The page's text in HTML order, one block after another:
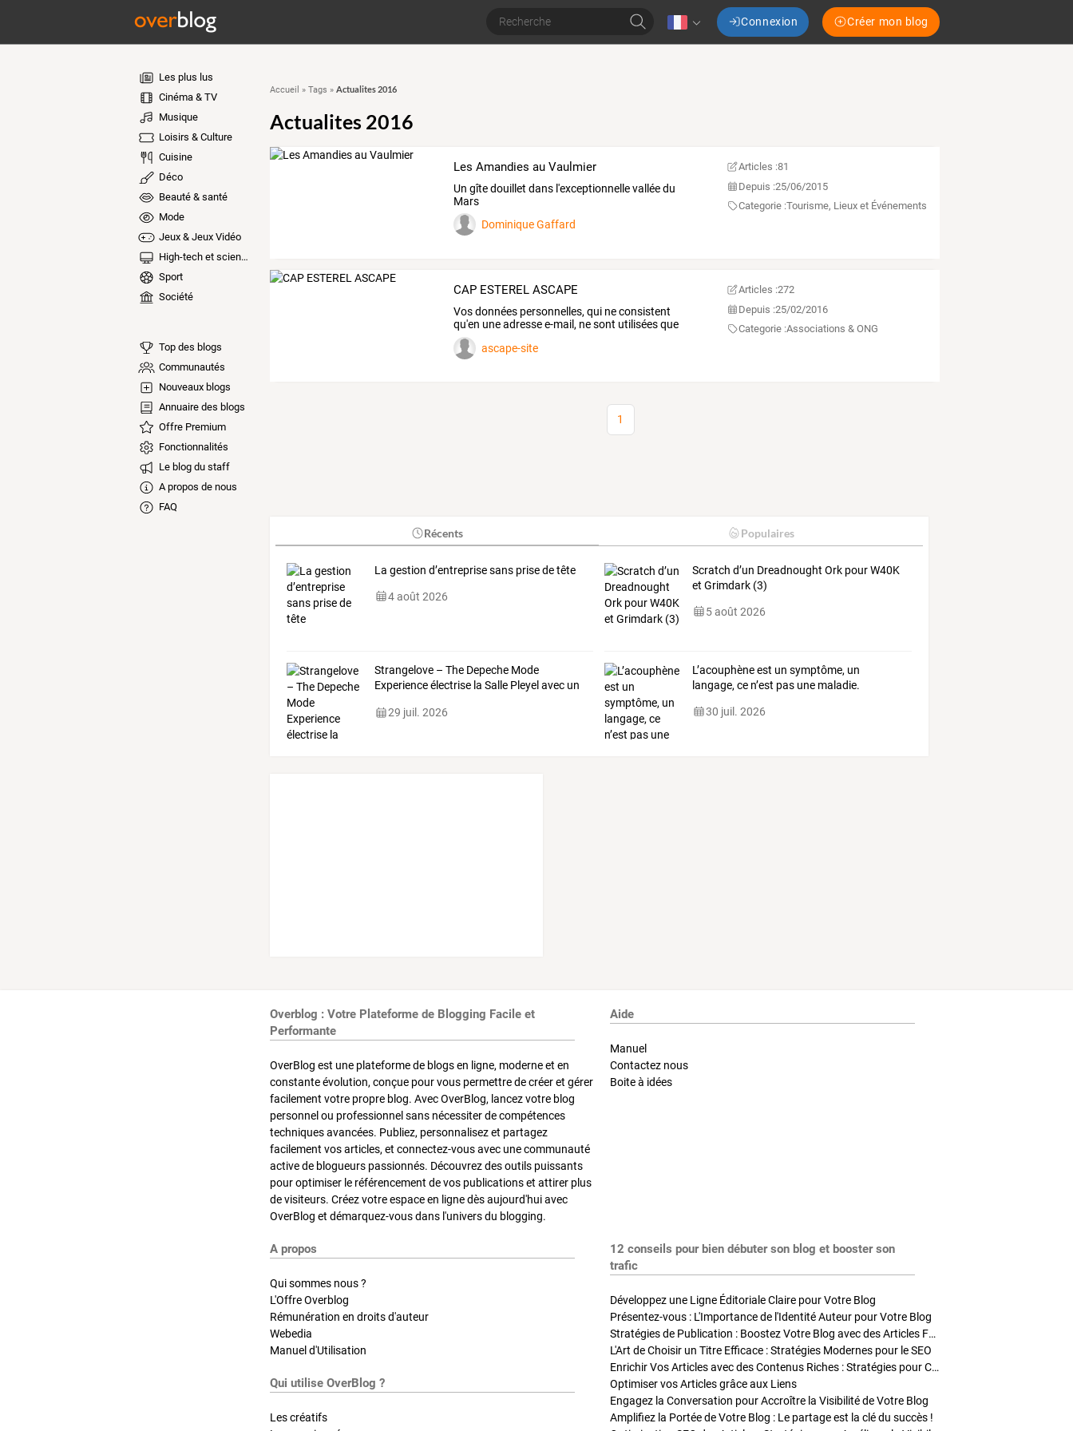
Connexion Créer mon blog
Les plus lus
Cinéma & TV
Musique
Loisirs & Culture
Cuisine
Déco
Beauté & santé
Mode
Jeux & Jeux Vidéo
High-tech et sciences
Sport
Société
Top des blogs
Communautés
Nouveaux blogs
Annuaire des blogs
Offre Premium
Fonctionnalités
Le blog du staff
A propos de nous
FAQ
Accueil » Tags » Actualites 2016
Actualites 2016
Les Amandies au Vaulmier
Un gîte douillet dans l'exceptionnelle vallée du
Mars
Dominique Gaffard
Articles :81
Depuis :25/06/2015
Categorie :Tourisme, Lieux et Événements
CAP ESTEREL ASCAPE
Vosdonnées personnelles, qui neconsistent
qu'en uneadressee-mail, nesont utiliséesque
pour
ascape-site
Articles :272
Depuis :25/02/2016
Categorie :Associations & ONG
1
Récents Populaires
La gestion d’entreprise sans prise de tête
4 août 2026
Scratch d’un Dreadnought Ork pour W40K
et Grimdark (3)
5 août 2026
Strangelove– TheDepecheMode
Experienceélectrisela SallePleyel avecun
29 juil. 2026
L’acouphène est un symptôme, un
langage, ce n’est pas une maladie.
30 juil. 2026
Overblog : Votre Plateforme de Blogging Facile et
Performante
OverBlog est une plateforme de blogs en ligne, moderne et en
constante évolution, conçue pour vous permettre de créer et gérer
facilement votre propre blog. Avec OverBlog, lancez votre blog
personnel ou professionnel sans nécessiter de compétences
techniques avancées. Publiez, personnalisez et partagez
facilement vos articles, et connectez-vous avec une communauté
active de blogueurs passionnés. Découvrez des outils puissants
pour optimiser le référencement de vos publications et attirer plus
de visiteurs. Créez votre espace en ligne dès aujourd'hui avec
OverBlog et démarquez-vous dans l'univers du blogging.
Aide
Manuel
Contactez nous
Boite à idées
A propos
Qui sommes nous ?
L'Offre Overblog
Rémunération en droits d'auteur
Webedia
Manuel d'Utilisation
Qui utilise OverBlog ?
Les créatifs
12 conseils pour bien débuter son blog et booster son
trafic
Développez une Ligne Éditoriale Claire pour Votre Blog
Présentez-vous : L'Importance de l'Identité Auteur pour Votre Blog
Stratégies de Publication : Boostez Votre Blog avec des Articles Fréquents et Exclusifs
L'Art de Choisir un Titre Efficace : Stratégies Modernes pour le SEO
Enrichir Vos Articles avec des Contenus Riches : Stratégies pour Captiver et Optimiser
Optimiser vos Articles grâce aux Liens
Engagez la Conversation pour Accroître la Visibilité de Votre Blog
Amplifiez la Portée de Votre Blog : Le partage est la clé du succès !